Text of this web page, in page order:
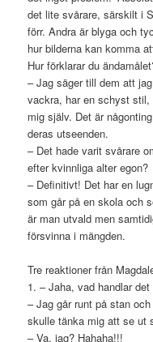
det lite svårare, särskilt i
förr. Andra är blyga och
hur bilderna kan komma
Hur förklarar du
– Jag säger till dem att
vackra, har en schyst stil,
mig själv. Det är
deras utseenden.
– Det hade varit svårare
efter kvinnliga alter egon?
– Definitivt! Det har en
som går på en skola och
är man utvald men
försvinna i mängden.
Tre reaktioner från
1. – Jaha, vad handlar det
– Jag går runt på stan
skulle tänka mig att se ut
– Va, jag? Hahaha!!!